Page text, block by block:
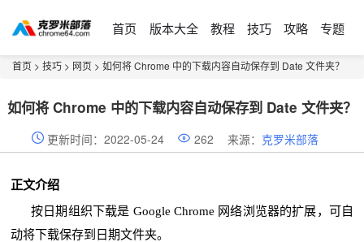
首页 版本大全 教程 技巧 攻略 专题
首页 > 技巧 > 网页 > 如何将 Chrome 中的下载内容自动保存到 Date 文件夹？
如何将 Chrome 中的下载内容自动保存到 Date 文件夹？
更新时间：2022-05-24 262 来源： 克罗米部落
正文介绍
按日期组织下载是 Google Chrome 网络浏览器的扩展，可自
动将下载保存到日期文件夹。